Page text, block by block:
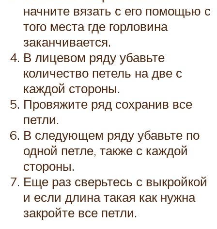
начните вязать с его помощью с
того места где горловина
заканчивается.
В лицевом ряду убавьте
количество петель на две с
каждой стороны.
Провяжите ряд сохранив все
петли.
В следующем ряду убавьте по
одной петле, также с каждой
стороны.
Еще раз сверьтесь с выкройкой
и если длина такая как нужна
закройте все петли.